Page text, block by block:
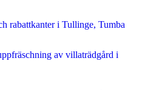
rabattkanter i Tullinge, Tumba
av villaträdgård i